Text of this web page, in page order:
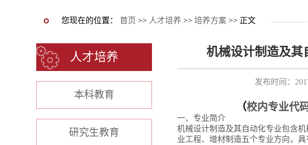
您现在的位置： 首页 >> 人才培养 >> 培养方案 >> 正文
人才培养
本科教育
研究生教育
机械设计制造及其
发布时间：
（校内专业代
一、专业简介
机械设计制造及其自动化专业包含
业工程、增材制造五个专业方向，